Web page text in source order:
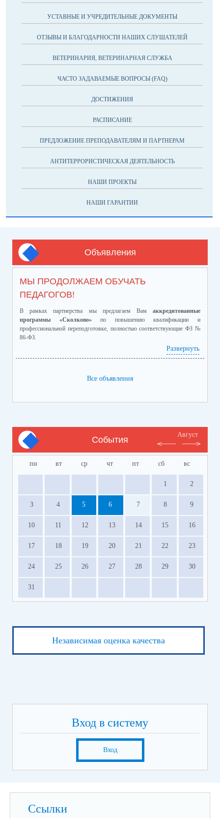
УСТАВНЫЕ И УЧРЕДИТЕЛЬНЫЕ ДОКУМЕНТЫ
ОТЗЫВЫ И БЛАГОДАРНОСТИ НАШИХ СЛУШАТЕЛЕЙ
ВЕТЕРИНАРИЯ, ВЕТЕРИНАРНАЯ СЛУЖБА
ЧАСТО ЗАДАВАЕМЫЕ ВОПРОСЫ (FAQ)
ДОСТИЖЕНИЯ
РАСПИСАНИЕ
ПРЕДЛОЖЕНИЕ ПРЕПОДАВАТЕЛЯМ И ПАРТНЕРАМ
АНТИТЕРРОРИСТИЧЕСКАЯ ДЕЯТЕЛЬНОСТЬ
НАШИ ПРОЕКТЫ
НАШИ ГАРАНТИИ
Объявления
МЫ ПРОДОЛЖАЕМ ОБУЧАТЬ
ПЕДАГОГОВ!
В рамках партнерства мы предлагаем Вам аккредитованные
программы «Сколково»по повышению квалификации и
профессиональной переподготовке, полностью соответствующие ФЗ №
86-ФЗ.
Ознакомиться с программами и ценами можно в
приложенном файле.
Развернуть
Все объявления
События
Август
пн вт ср чт пт сб вс
1 2
3 4 5 6 7 8 9
10 11 12 13 14 15 16
17 18 19 20 21 22 23
24 25 26 27 28 29 30
31
Независимая оценка качества
Вход в систему
Вход
Ссылки